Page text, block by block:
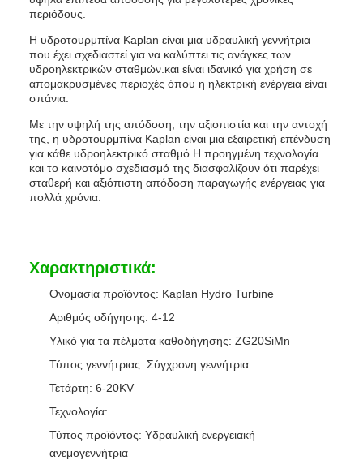
περιόδους.
Η υδροτουρμπίνα Kaplan είναι μια υδραυλική γεννήτρια
που έχει σχεδιαστεί για να καλύπτει τις ανάγκες των
υδροηλεκτρικών σταθμών.και είναι ιδανικό για χρήση σε
απομακρυσμένες περιοχές όπου η ηλεκτρική ενέργεια είναι
σπάνια.
Με την υψηλή της απόδοση, την αξιοπιστία και την αντοχή
της, η υδροτουρμπίνα Kaplan είναι μια εξαιρετική επένδυση
για κάθε υδροηλεκτρικό σταθμό.Η προηγμένη τεχνολογία
και το καινοτόμο σχεδιασμό της διασφαλίζουν ότι παρέχει
σταθερή και αξιόπιστη απόδοση παραγωγής ενέργειας για
πολλά χρόνια.
Χαρακτηριστικά:
Ονομασία προϊόντος: Kaplan Hydro Turbine
Αριθμός οδήγησης: 4-12
Υλικό για τα πέλματα καθοδήγησης: ZG20SiMn
Τύπος γεννήτριας: Σύγχρονη γεννήτρια
Τετάρτη: 6-20KV
Τεχνολογία:
Τύπος προϊόντος: Υδραυλική ενεργειακή
ανεμογεννήτρια